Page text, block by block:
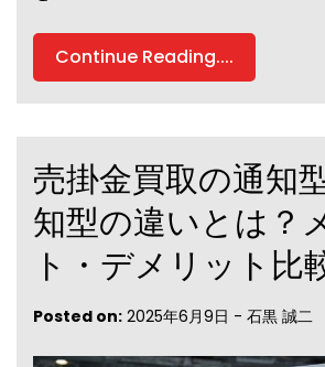
Continue Reading....
売掛金買取の通知
知型の違いとは？
ト・デメリット比
Posted on: 2025年6月9日 - 石黒 誠二